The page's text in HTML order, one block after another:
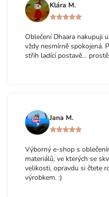
Klára M.
Oblečení Dhaara nakupuji
vždy nesmírně spokojená.
střih ladící postavě…
Jana M.
Výborný e-shop s
materiálů, ve kterých se
velikosti, opravdu si čtete
výrobkem. :)